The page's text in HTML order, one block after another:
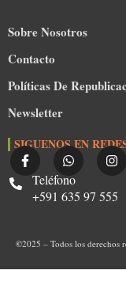
Sobre Nosotros
Contacto
Políticas De
Newsletter
SIGUENOS EN
Teléfono
+591 635 97 555
©2025 – Todos los derechos